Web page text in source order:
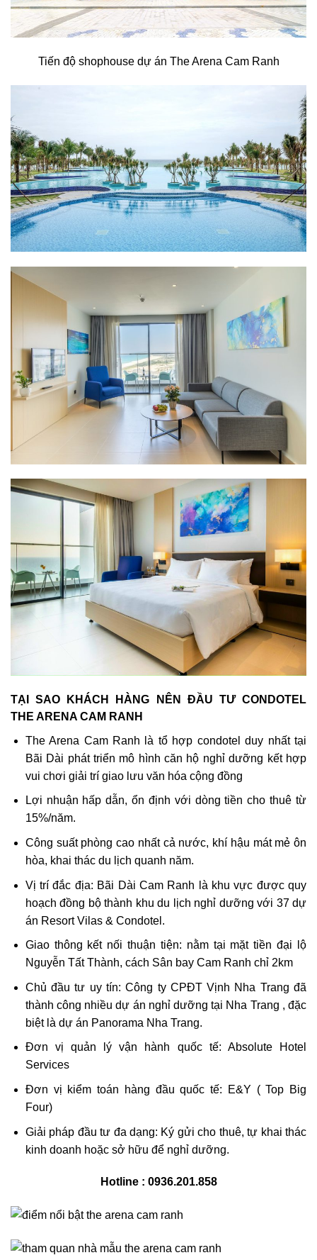
Tiến độ shophouse dự án The Arena Cam Ranh
TẠI SAO KHÁCH HÀNG NÊN ĐẦU TƯ CONDOTEL
THE ARENA CAM RANH
The Arena Cam Ranh là tổ hợp condotel duy nhất tại
Bãi Dài phát triển mô hình căn hộ nghỉ dưỡng kết hợp
vui chơi giải trí giao lưu văn hóa cộng đồng
Lợi nhuận hấp dẫn, ổn định với dòng tiền cho thuê từ
15%/năm.
Công suất phòng cao nhất cả nước, khí hậu mát mẻ ôn
hòa, khai thác du lịch quanh năm.
Vị trí đắc địa: Bãi Dài Cam Ranh là khu vực được quy
hoạch đồng bộ thành khu du lịch nghỉ dưỡng với 37 dự
án Resort Vilas & Condotel.
Giao thông kết nối thuận tiện: nằm tại mặt tiền đại lộ
Nguyễn Tất Thành, cách Sân bay Cam Ranh chỉ 2km
Chủ đầu tư uy tín: Công ty CPĐT Vịnh Nha Trang đã
thành công nhiều dự án nghỉ dưỡng tại Nha Trang , đặc
biệt là dự án Panorama Nha Trang.
Đơn vị quản lý vận hành quốc tế: Absolute Hotel
Services
Đơn vị kiểm toán hàng đầu quốc tế: E&Y ( Top Big
Four)
Giải pháp đầu tư đa dạng: Ký gửi cho thuê, tự khai thác
kinh doanh hoặc sở hữu để nghỉ dưỡng.
Hotline : 0936.201.858